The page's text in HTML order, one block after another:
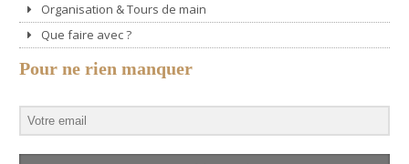
Organisation & Tours de main
Que faire avec ?
Pour ne rien manquer